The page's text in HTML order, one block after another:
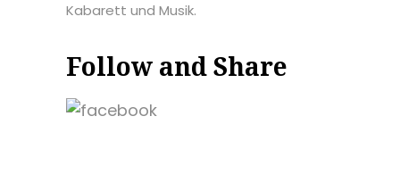
Kabarett und Musik.
Follow and Share